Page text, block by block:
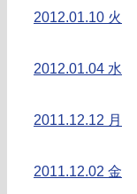
2012.01.10 火
2012.01.04 水
2011.12.12 月
2011.12.02 金